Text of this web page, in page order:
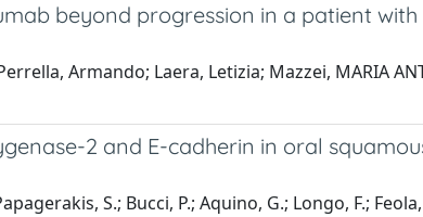
beyond progression in a patient
Armando; Laera, Letizia; Mazzei, MARIA
2 and E-cadherin in oral
S.; Bucci, P.; Aquino, G.; Longo, F.;